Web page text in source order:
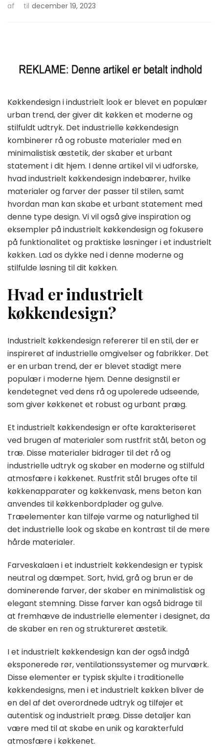
af til december 19, 2023
Køkkendesign i industrielt look er blevet en populær
urban trend, der giver dit køkken et moderne og
stilfuldt udtryk. Det industrielle køkkendesign
kombinerer rå og robuste materialer med en
minimalistisk æstetik, der skaber et urbant
statement i dit hjem. I denne artikel vil vi udforske,
hvad industrielt køkkendesign indebærer, hvilke
materialer og farver der passer til stilen, samt
hvordan man kan skabe et urbant statement med
denne type design. Vi vil også give inspiration og
eksempler på industrielt køkkendesign og fokusere
på funktionalitet og praktiske løsninger i et industrielt
køkken. Lad os dykke ned i denne moderne og
stilfulde løsning til dit køkken.
Hvad er industrielt
køkkendesign?
Industrielt køkkendesign refererer til en stil, der er
inspireret af industrielle omgivelser og fabrikker. Det
er en urban trend, der er blevet stadigt mere
populær i moderne hjem. Denne designstil er
kendetegnet ved dens rå og upolerede udseende,
som giver køkkenet et robust og urbant præg.
Et industrielt køkkendesign er ofte karakteriseret
ved brugen af materialer som rustfrit stål, beton og
træ. Disse materialer bidrager til det rå og
industrielle udtryk og skaber en moderne og stilfuld
atmosfære i køkkenet. Rustfrit stål bruges ofte til
køkkenapparater og køkkenvask, mens beton kan
anvendes til køkkenbordplader og gulve.
Træelementer kan tilføje varme og naturlighed til
det industrielle look og skabe en kontrast til de mere
hårde materialer.
Farveskalaen i et industrielt køkkendesign er typisk
neutral og dæmpet. Sort, hvid, grå og brun er de
dominerende farver, der skaber en minimalistisk og
elegant stemning. Disse farver kan også bidrage til
at fremhæve de industrielle elementer i designet, da
de skaber en ren og struktureret æstetik.
I et industrielt køkkendesign kan der også indgå
eksponerede rør, ventilationssystemer og murværk.
Disse elementer er typisk skjulte i traditionelle
køkkendesigns, men i et industrielt køkken bliver de
en del af det overordnede udtryk og tilføjer et
autentisk og industrielt præg. Disse detaljer kan
være med til at skabe en unik og karakterfuld
atmosfære i køkkenet.